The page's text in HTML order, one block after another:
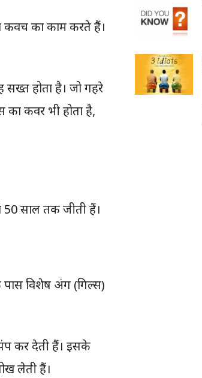
कवच का काम करते हैं।
सख्त होता है। जो गहरे
का कवर भी होता है,
साल तक जीती हैं।
विशेष अंग (गिल्स)
कर देती हैं। इसके
लेती हैं।